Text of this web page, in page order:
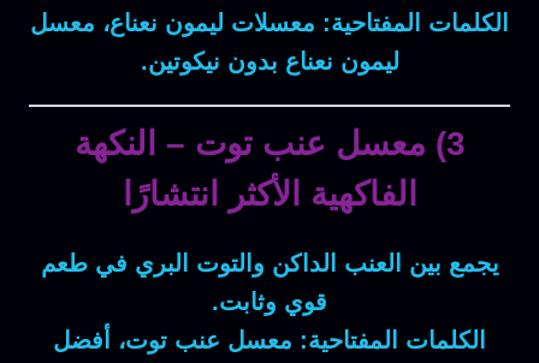
الكلمات المفتاحية: معسلات ليمون نعناع، معسل
ليمون نعناع بدون نيكوتين.
3) معسل عنب توت – النكهة
الفاكهية الأكثر انتشارًا
يجمع بين العنب الداكن والتوت البري في طعم
قوي وثابت.
الكلمات المفتاحية: معسل عنب توت، أفضل